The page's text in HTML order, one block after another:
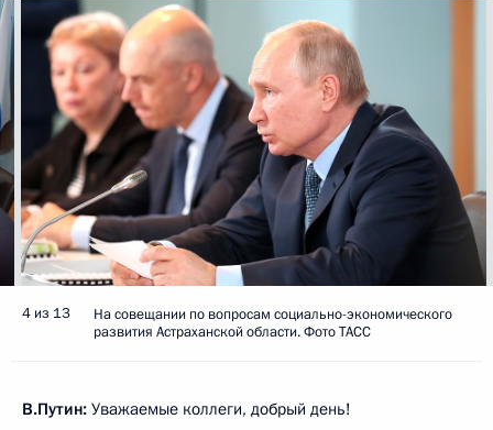
4 из 13
На совещании по вопросам социально-экономического
развития Астраханской области. Фото ТАСС
В.Путин: Уважаемые коллеги, добрый день!